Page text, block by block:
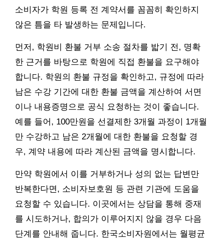
소비자가 학원 등록 전 계약서를 꼼꼼히 확인하지
않은 틈을 타 발생하는 문제입니다.
먼저, 학원비 환불 거부 소송 절차를 밟기 전, 명확
한 근거를 바탕으로 학원에 직접 환불을 요구해야
합니다. 학원의 환불 규정을 확인하고, 규정에 따라
남은 수강 기간에 대한 환불 금액을 계산하여 서면
이나 내용증명으로 공식 요청하는 것이 좋습니다.
예를 들어, 100만원을 선결제한 3개월 과정이 1개월
만 수강하고 남은 2개월에 대한 환불을 요청할 경
우, 계약 내용에 따라 계산된 금액을 명시합니다.
만약 학원에서 이를 거부하거나 성의 없는 답변만
반복한다면, 소비자보호원 등 관련 기관에 도움을
요청할 수 있습니다. 이곳에서는 상담을 통해 중재
를 시도하거나, 합의가 이루어지지 않을 경우 다음
단계를 안내해 줍니다. 한국소비자원에서는 월평균